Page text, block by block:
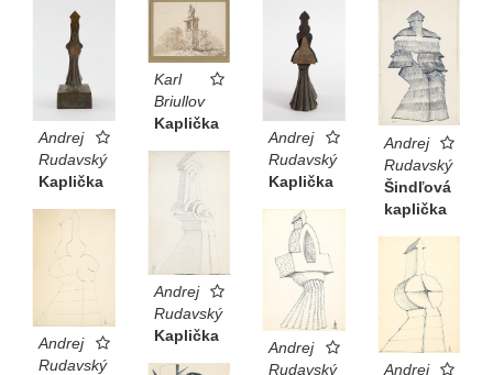
Andrej
Rudavský
Kaplička
Karl
Briullov
Kaplička
Andrej
Rudavský
Kaplička
Andrej
Rudavský
Šindľová
kaplička
Andrej
Rudavský
Kaplička
Andrej
Rudavský
Andrej
Rudavský
Andrej